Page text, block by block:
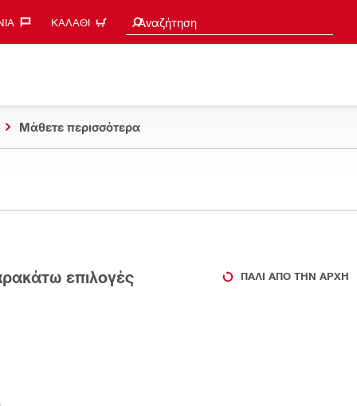
ΚΑΛΆΘΙ Αναζήτηση
Search suggestions
Μάθετε περισσότερα
επιλογές ΠΆΛΙ ΑΠΌ ΤΗΝ ΑΡΧΉ